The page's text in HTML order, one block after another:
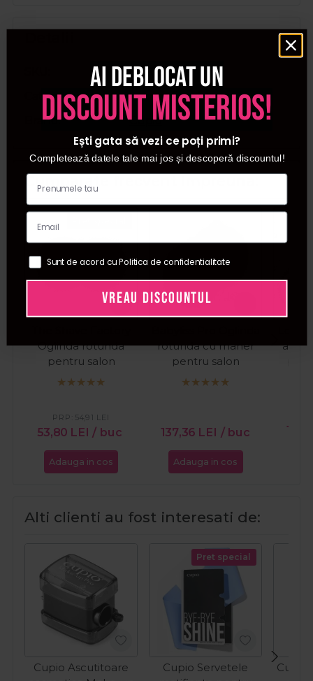
C7606
Categorii
Accesorii make-up
Brand
Cupio
Cumparate frecvent impreuna:
Oglinda rotunda
pentru salon
53,80 LEI / buc
PRP: 54,91 LEI
Adauga in cos
rotunda cu maner
pentru salon
137,36 LEI / buc
Adauga in cos
alb
Alti clienti au fost interesati de:
Cupio Ascutitoare
Pret special
Cupio Servetele
Cupio
Ai deblocat un
discount misterios!
Ești gata să vezi ce poți primi?
Completează datele tale mai jos și descoperă discountul!
Sunt de acord cu Politica de confidentialitate
VREAU DISCOUNTUL